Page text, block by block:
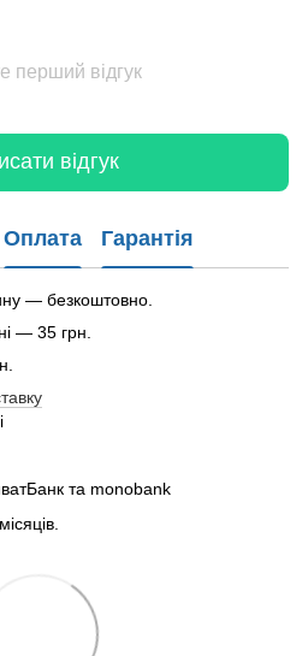
перший відгук
відгук
Оплата Гарантія
— безкоштовно.
— 35 грн.
та monobank